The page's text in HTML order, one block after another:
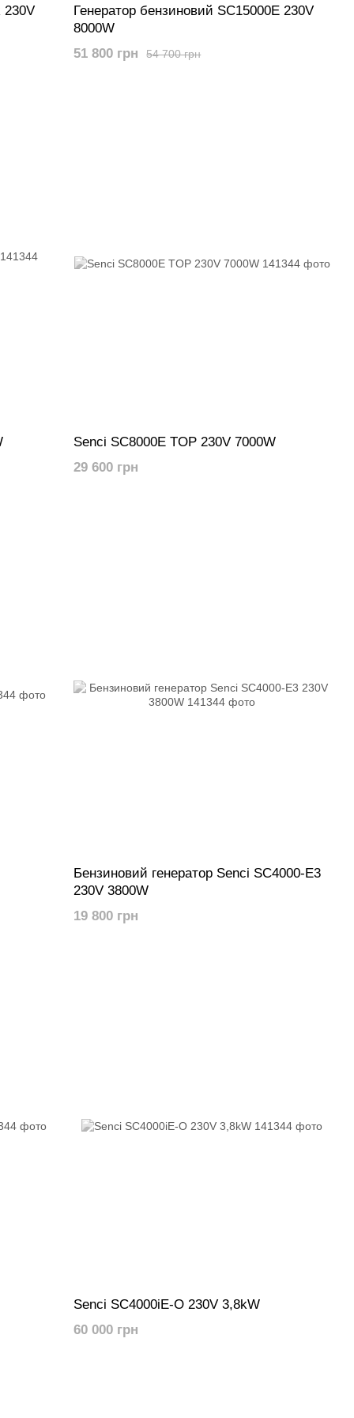
230V
Генератор бензиновий SC15000E 230V
8000W
54 700 грн
51 800 грн
Senci SC8000E TOP 230V 7000W
29 600 грн
Бензиновий генератор Senci SC4000-E3
230V 3800W
19 800 грн
Senci SC4000iE-O 230V 3,8kW
60 000 грн